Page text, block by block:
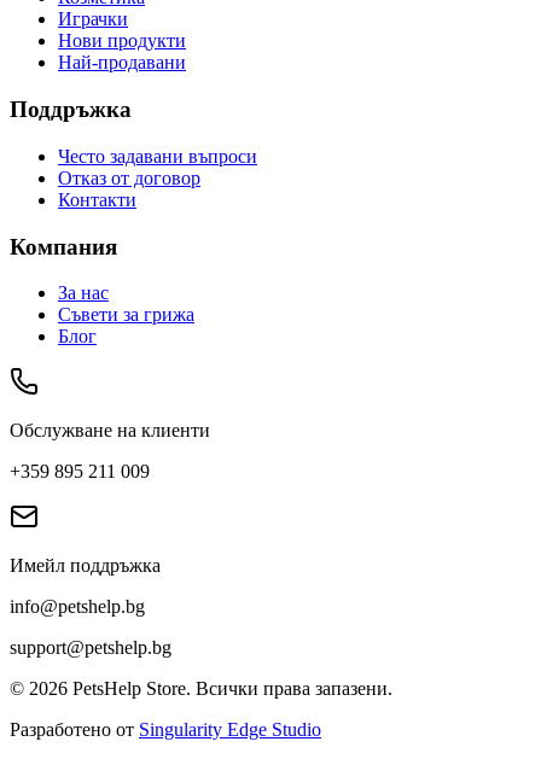
Играчки
Нови продукти
Най-продавани
Поддръжка
Често задавани въпроси
Отказ от договор
Контакти
Компания
За нас
Съвети за грижа
Блог
Обслужване на клиенти
+359 895 211 009
Имейл поддръжка
info@petshelp.bg
support@petshelp.bg
© 2026 PetsHelp Store. Всички права запазени.
Разработено от Singularity Edge Studio